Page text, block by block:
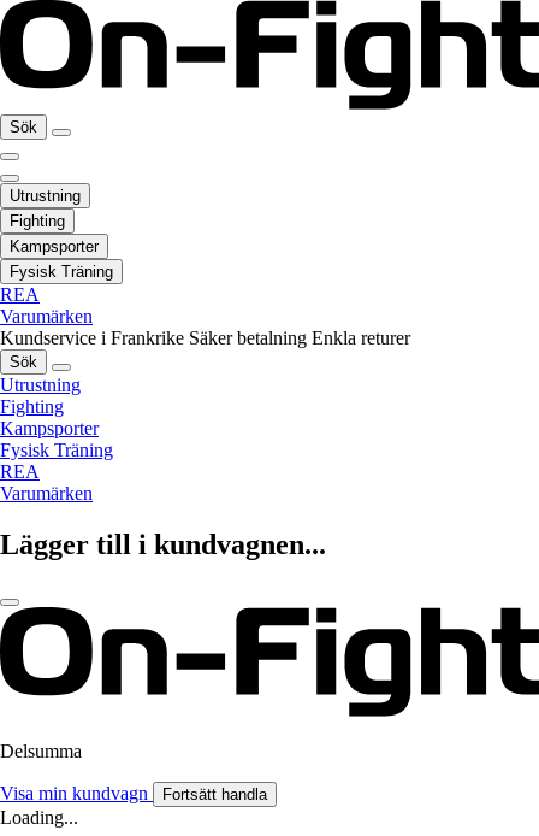
Sök
Utrustning
Fighting
Kampsporter
Fysisk Träning
REA
Varumärken
Kundservice i Frankrike Säker betalning Enkla returer
Sök
Utrustning
Fighting
Kampsporter
Fysisk Träning
REA
Varumärken
Lägger till i kundvagnen...
Delsumma
Visa min kundvagn Fortsätt handla
Loading...